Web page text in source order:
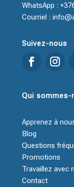
WhatsApp :
Courriel :
Suivez-nous
Qui sommes-
Apprenez à
Blog
Questions
Promotions
Travaillez avec
Contact